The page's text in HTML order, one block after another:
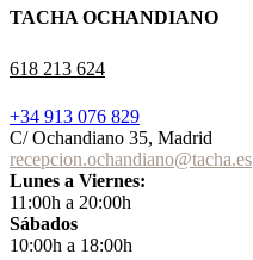
TACHA OCHANDIANO
618 213 624
+34 913 076 829
C/ Ochandiano 35, Madrid
recepcion.ochandiano@tacha.es
Lunes a Viernes:
11:00h a 20:00h
Sábados
10:00h a 18:00h